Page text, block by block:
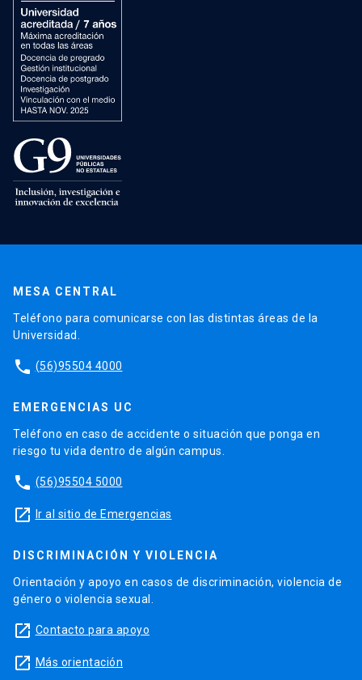
MESA CENTRAL
Teléfono para comunicarse con las distintas áreas de la
Universidad.
phone (56)95504 4000
EMERGENCIAS UC
Teléfono en caso de accidente o situación que ponga en
riesgo tu vida dentro de algún campus.
phone (56)95504 5000
launch Ir al sitio de Emergencias
DISCRIMINACIÓN Y VIOLENCIA
Orientación y apoyo en casos de discriminación, violencia de
género o violencia sexual.
launch Contacto para apoyo
launch Más orientación